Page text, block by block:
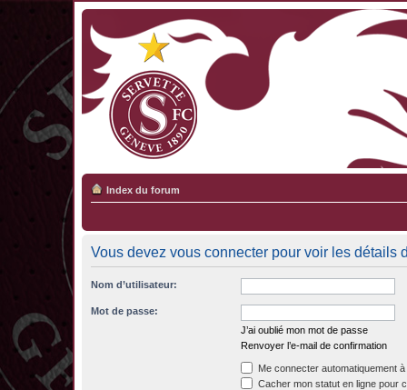
Index du forum
Vous devez vous connecter pour voir les détails
Nom d’utilisateur:
Mot de passe:
J’ai oublié mon mot de passe
Renvoyer l’e-mail de confirmation
Me connecter automatiquement
Cacher mon statut en ligne pour